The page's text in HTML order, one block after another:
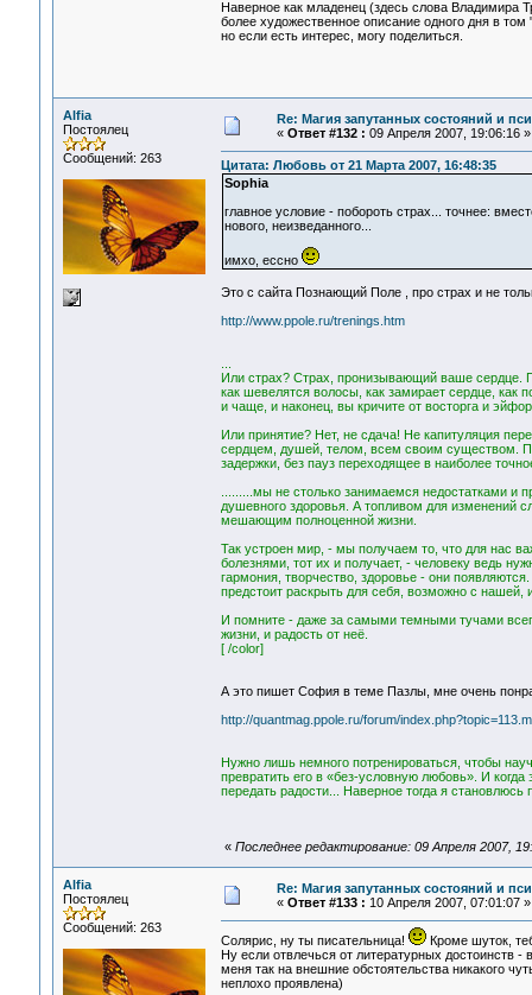
Наверное как младенец (здесь слова Владимира
более художественное описание одного дня в
но если есть интерес, могу поделиться.
Alfia
Постоялец
Сообщений: 263
Re: Магия запутанных состояний и
« Ответ #132 : 09 Апреля 2007, 19:06:16 »
Цитата: Любовь от 21 Марта 2007, 16:48:35
Sophia
главное условие - побороть страх... точнее:
нового, неизведанного...
имхо, ессно
Это с сайта Познающий Поле , про страх и не
http://www.ppole.ru/trenings.htm
Или страх? Страх, пронизывающий ваше
как шевелятся волосы, как замирает сердце, как
и чаще, и наконец, вы кричите от восторга и
Или принятие? Нет, не сдача! Не капитуляция
сердцем, душей, телом, всем своим существом.
задержки, без пауз переходящее в наиболее
.........мы не столько занимаемся недостатками и
душевного здоровья. А топливом для изменений
мешающим полноценной жизни.
Так устроен мир, - мы получаем то, что для нас
болезнями, тот их и получает, - человеку ведь
гармония, творчество, здоровье - они
предстоит раскрыть для себя, возможно с
И помните - даже за самыми темными тучами
жизни, и радость от неё.
[ /color]
А это пишет София в теме Пазлы, мне очень
http://quantmag.ppole.ru/forum/
Нужно лишь немного потренироваться, чтобы
превратить его в «без-условную любовь». И
передать радости... Наверное тогда я
« Последнее редактирование: 09 Апреля 2007,
Alfia
Постоялец
Сообщений: 263
Re: Магия запутанных состояний и
« Ответ #133 : 10 Апреля 2007, 07:01:07 »
Солярис, ну ты писательница!
Кроме шуток,
Ну если отвлечься от литературных
меня так на внешние обстоятельства никакого
неплохо проявлена)